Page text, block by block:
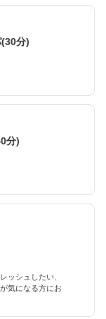
分)
分)
ッシュしたい、
気になる方にお